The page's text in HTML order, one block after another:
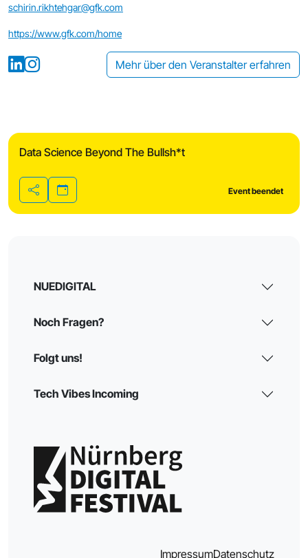
schirin.rikhtehgar@gfk.com
https://www.gfk.com/home
Mehr über den Veranstalter erfahren
Data Science Beyond The Bullsh*t
Teilen
Event beendet
NUEDIGITAL
Noch Fragen?
Folgt uns!
Tech Vibes Incoming
ImpressumDatenschutz